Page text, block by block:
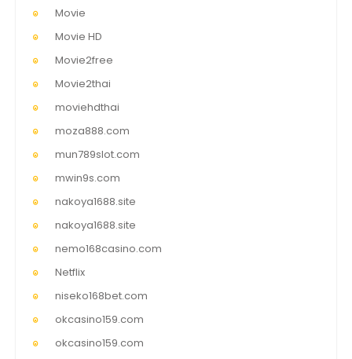
Movie
Movie HD
Movie2free
Movie2thai
moviehdthai
moza888.com
mun789slot.com
mwin9s.com
nakoya1688.site
nakoya1688.site
nemo168casino.com
Netflix
niseko168bet.com
okcasino159.com
okcasino159.com